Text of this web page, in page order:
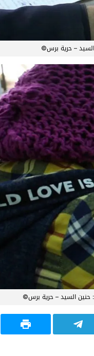
حنين السيد – حرية برس©